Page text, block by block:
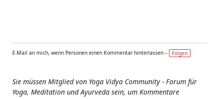
E-Mail an mich, wenn Personen einen Kommentar hinterlassen – Folgen
Sie müssen Mitglied von Yoga Vidya Community - Forum für
Yoga, Meditation und Ayurveda sein, um Kommentare